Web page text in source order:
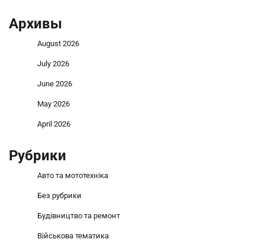
Архивы
August 2026
July 2026
June 2026
May 2026
April 2026
Рубрики
Авто та мототехніка
Без рубрики
Будівництво та ремонт
Військова тематика